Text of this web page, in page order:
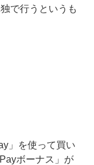
で行うというも
」を使って買い
ボーナス」が